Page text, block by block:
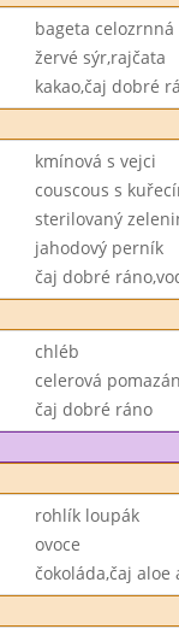
bageta celozrnná
žervé sýr,rajčata
kakao,čaj dobré
kmínová s vejci
couscous s
sterilovaný
jahodový perník
čaj dobré
chléb
celerová
čaj dobré ráno
rohlík loupák
ovoce
čokoláda,čaj aloe